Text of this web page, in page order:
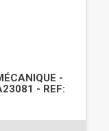
-
- REF: